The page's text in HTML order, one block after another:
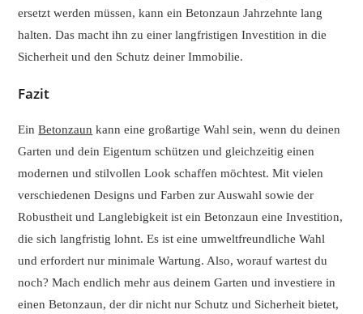
ersetzt werden müssen, kann ein Betonzaun Jahrzehnte lang
halten. Das macht ihn zu einer langfristigen Investition in die
Sicherheit und den Schutz deiner Immobilie.
Fazit
EinBetonzaun kann eine großartige Wahl sein, wenn du deinen
Garten und dein Eigentum schützen und gleichzeitig einen
modernen und stilvollen Look schaffen möchtest. Mit vielen
verschiedenen Designs und Farben zur Auswahl sowie der
Robustheit und Langlebigkeit ist ein Betonzaun eine Investition,
die sich langfristig lohnt. Es ist eine umweltfreundliche Wahl
und erfordert nur minimale Wartung. Also, worauf wartest du
noch? Mach endlich mehr aus deinem Garten und investiere in
einen Betonzaun, der dir nicht nur Schutz und Sicherheit bietet,